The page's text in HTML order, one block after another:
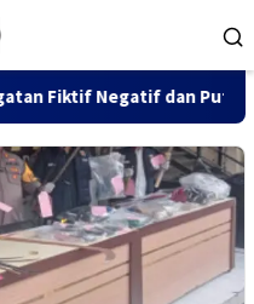
Putusan PK 155